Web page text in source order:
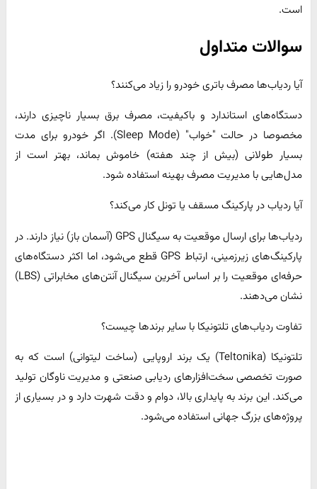
است.
سوالات متداول
آیا ردیاب‌ها مصرف باتری خودرو را زیاد می‌کنند؟
دستگاه‌های استاندارد و باکیفیت، مصرف برق بسیار ناچیزی دارند،
مخصوصا در حالت "خواب" (Sleep Mode). اگر خودرو برای مدت
بسیار طولانی (بیش از چند هفته) خاموش بماند، بهتر است از
مدل‌هایی با مدیریت مصرف بهینه استفاده شود.
آیا ردیاب در پارکینگ مسقف یا تونل کار می‌کند؟
ردیاب‌ها برای ارسال موقعیت به سیگنال GPS (آسمان باز) نیاز دارند. در
پارکینگ‌های زیرزمینی، ارتباط GPS قطع می‌شود، اما اکثر دستگاه‌های
حرفه‌ای موقعیت را بر اساس آخرین سیگنال آنتن‌های مخابراتی (LBS)
نشان می‌دهند.
تفاوت ردیاب‌های تلتونیکا با سایر برندها چیست؟
تلتونیکا (Teltonika) یک برند اروپایی (ساخت لیتوانی) است که به
صورت تخصصی سخت‌افزارهای ردیابی صنعتی و مدیریت ناوگان تولید
می‌کند. این برند به پایداری بالا، دوام و دقت شهرت دارد و در بسیاری از
پروژه‌های بزرگ جهانی استفاده می‌شود.